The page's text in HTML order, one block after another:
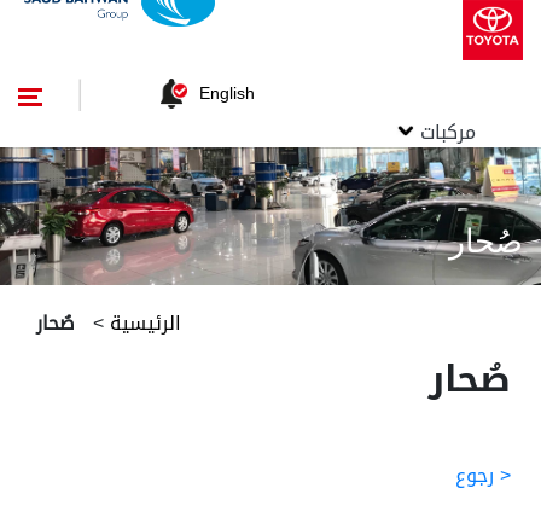
مركبات
English
صُحار
الرئيسية> صُحار
صُحار
< رجوع